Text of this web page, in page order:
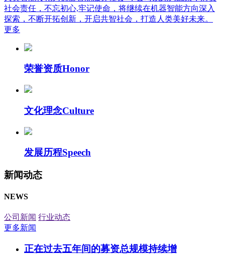
社会责任，不忘初心,牢记使命，将继续在机器智能方向深入
探索，不断开拓创新，开启共智社会，打造人类美好未来。
更多
荣誉资质Honor
文化理念Culture
发展历程Speech
新闻动态
NEWS
公司新闻 行业动态
更多新闻
正在过去五年间的募资总规模持续增